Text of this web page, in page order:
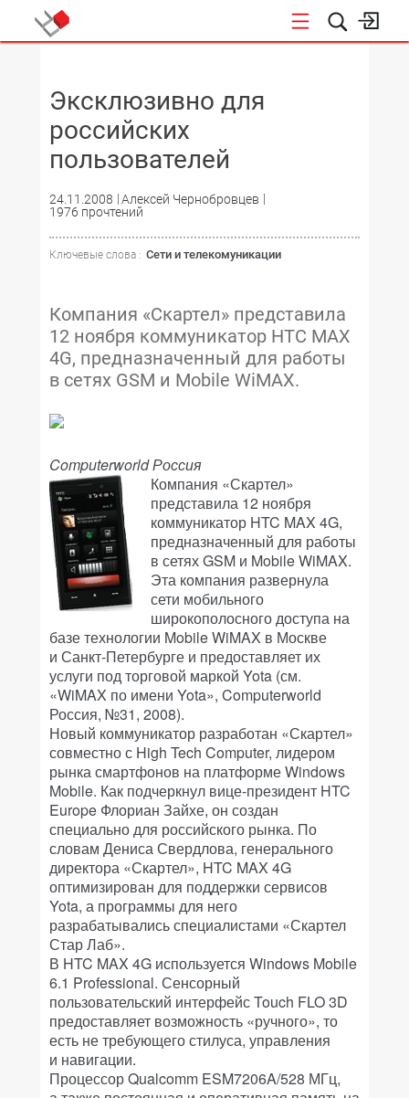
Эксклюзивно для
российских
пользователей
24.11.2008
Алексей Чернобровцев
1976 прочтений
Ключевые слова : Сети и телекомуникации
Компания «Скартел» представила
12 ноября коммуникатор HTC MAX
4G, предназначенный для работы
в сетях GSM и Mobile WiMAX.
Computerworld Россия
Компания «Скартел»
представила 12 ноября
коммуникатор HTC MAX 4G,
предназначенный для работы
в сетях GSM и Mobile WiMAX.
Эта компания развернула
сети мобильного
широкополосного доступа на
базе технологии Mobile WiMAX в Москве
и Санкт-Петербурге и предоставляет их
услуги под торговой маркой Yota (см.
«WiMAX по имени Yota», Computerworld
Россия, №31, 2008).
Новый коммуникатор разработан «Скартел»
совместно с High Tech Computer, лидером
рынка смартфонов на платформе Windows
Mobile. Как подчеркнул вице-президент HTC
Europe Флориан Зайхе, он создан
специально для российского рынка. По
словам Дениса Свердлова, генерального
директора «Скартел», HTC MAX 4G
оптимизирован для поддержки сервисов
Yota, а программы для него
разрабатывались специалистами «Скартел
Стар Лаб».
В HTC MAX 4G используется Windows Mobile
6.1 Professional. Сенсорный
пользовательский интерфейс Touch FLO 3D
предоставляет возможность «ручного», то
есть не требующего стилуса, управления
и навигации.
Процессор Qualcomm ESM7206A/528 МГц,